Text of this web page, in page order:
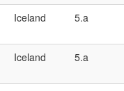
Iceland 5.a
Iceland 5.a